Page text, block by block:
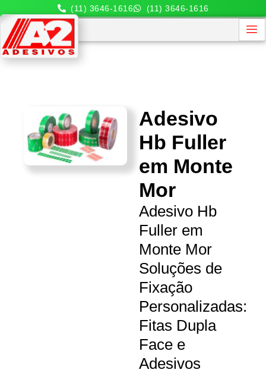
(11) 3646-1616 (11) 3646-1616
Adesivo
Hb Fuller
em Monte
Mor
Adesivo Hb
Fuller em
Monte Mor
Soluções de
Fixação
Personalizadas:
Fitas Dupla
Face e
Adesivos